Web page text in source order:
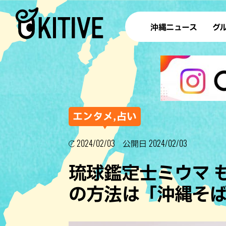
沖縄ニュース グ
ラ
テイ
すし
洋食
ステー
その他
エンタメ,占い
2024/02/03 公開日 2024/02/03
琉球鑑定士ミウマ
の方法は「沖縄そ